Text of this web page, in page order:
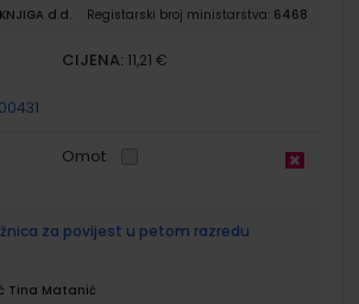
d.d. Registarski broj ministarstva: 6468
CIJENA: 11,21 €
Omot
za povijest u petom razredu
Tina Matanić